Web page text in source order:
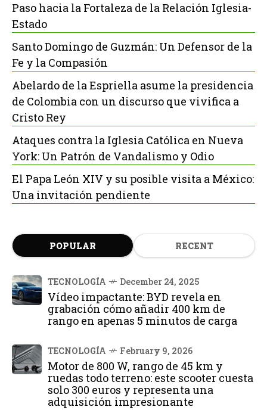
Paso hacia la Fortaleza de la Relación Iglesia-
Estado
Santo Domingo de Guzmán: Un Defensor de la
Fe y la Compasión
Abelardo de la Espriella asume la presidencia
de Colombia con un discurso que vivifica a
Cristo Rey
Ataques contra la Iglesia Católica en Nueva
York: Un Patrón de Vandalismo y Odio
El Papa León XIV y su posible visita a México:
Una invitación pendiente
POPULAR RECENT
TECNOLOGÍA December 24, 2025
Vídeo impactante: BYD revela en
grabación cómo añadir 400 km de
rango en apenas 5 minutos de carga
TECNOLOGÍA February 9, 2026
Motor de 800 W, rango de 45 km y
ruedas todo terreno: este scooter cuesta
solo 300 euros y representa una
adquisición impresionante